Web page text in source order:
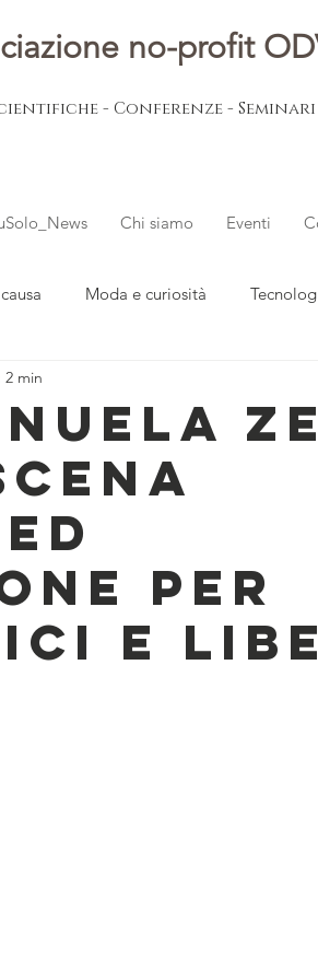
no-profit
- Conferenze -
Chi siamo Eventi
Moda e curiosità
per
e
min